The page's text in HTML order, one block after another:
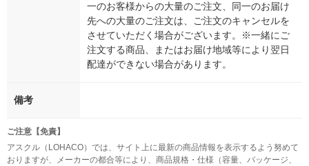
一のお客様からの大量のご注文、同一のお届け
先への大量のご注文は、ご注文のキャンセルを
させていただく場合がございます。※一緒にご
注文する商品、またはお届け地域等により翌日
配達ができない場合があります。
備考
ご注意【免責】
アスクル（LOHACO）では、サイト上に最新の商品情報を表示するよう努めて
おりますが、メーカーの都合等により、商品規格・仕様（容量、パッケージ、